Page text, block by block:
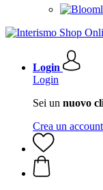
Login
Login
Sei un nuovo
Crea un account